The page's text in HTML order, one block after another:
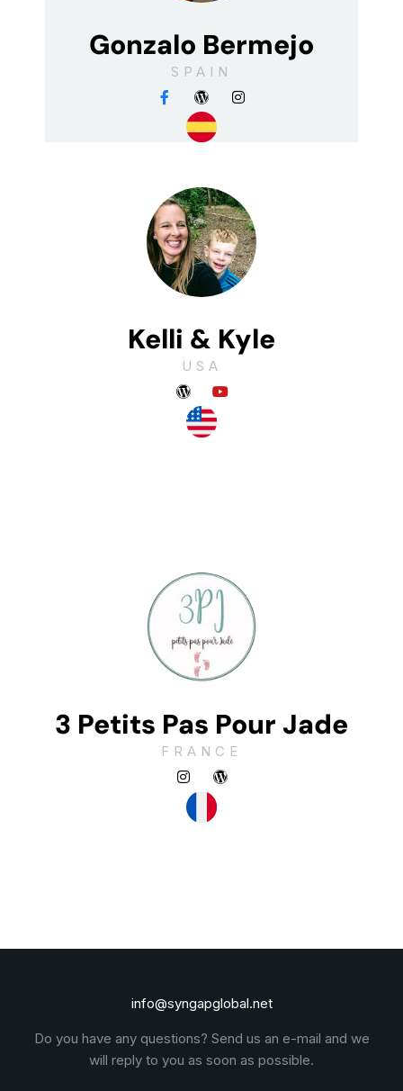
Gonzalo Bermejo
SPAIN
Kelli & Kyle
USA
3 Petits Pas Pour Jade
FRANCE
info@syngapglobal.net
Do you have any questions? Send us an e-mail and we
will reply to you as soon as possible.